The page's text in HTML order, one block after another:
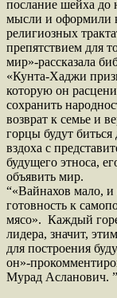
послание шейха до
мысли и оформили
религиозных
препятствием для
мир»-рассказала
«Кунта-Хаджи
которую он
сохранить
возврат к семье и
горцы будут
вздоха с
будущего этноса,
объявить мир.
“«Вайнахов мало, и
готовность к
мясо». Каждый
лидера, значит,
для построения
он»-
Мурад Асланович. ”